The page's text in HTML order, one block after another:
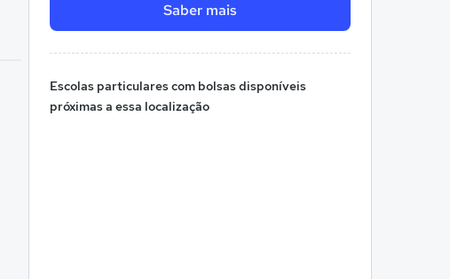
Saber mais
Escolas particulares com bolsas disponíveis
próximas a essa localização